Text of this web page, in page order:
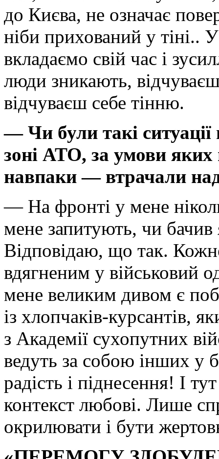
до Києва, не означає
ніби прихований у тіні..
вкладаємо свій час і
люди зникають,
відчуваєш себе тінню.
— Чи були такі
зоні АТО, за умови яких
навпаки — втрачали
— На фронті у мене
мене запитують, чи бачив
Відповідаю, що так.
вдягненим у військовий
мене великим дивом є
із хлопчаків-курсантів,
з Академії сухопутних
ведуть за собою інших у
радість і піднесення! І
контекст любові. Лише
окрилювати і бути